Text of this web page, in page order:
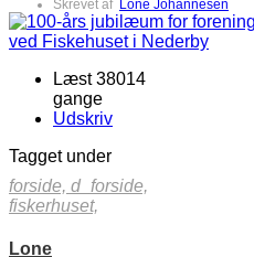
Skrevet af Lone Johannesen
Læst 38014
gange
Udskriv
Tagget under
forside, d_forside,
fiskerhuset,
Lone